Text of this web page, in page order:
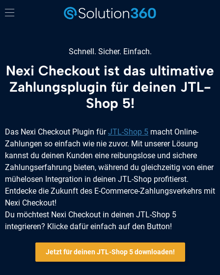
Schnell. Sicher. Einfach.
Nexi Checkout ist das ultimative
Zahlungsplugin für deinen JTL-
Shop 5!
Das Nexi Checkout Plugin fürJTL-Shop 5 macht Online-
Zahlungen so einfach wie nie zuvor. Mit unserer Lösung
kannst du deinen Kunden eine reibungslose und sichere
Zahlungserfahrung bieten, während du gleichzeitig von einer
mühelosen Integration in deinen JTL-Shop profitierst.
Entdecke die Zukunft des E-Commerce-Zahlungsverkehrs mit
Nexi Checkout!
Du möchtest Nexi Checkout in deinen JTL-Shop 5
integrieren? Klicke dafür einfach auf den Button!
Jetzt für deinen JTL-Shop 5 downloaden!